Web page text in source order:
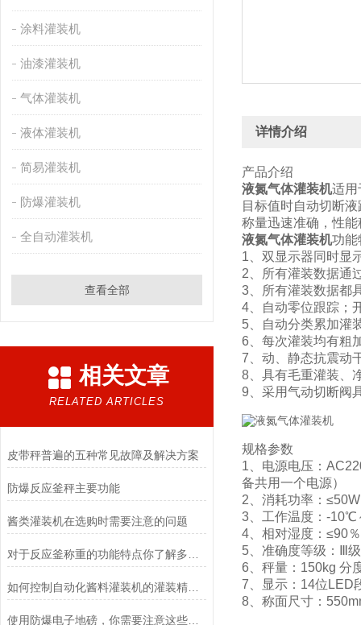
涂料灌装机
油漆灌装机
气体灌装机
液体灌装机
简易灌装机
防爆灌装机
全自动灌装机
查看全部
相关文章
RELATED ARTICLES
皮带秤普遍的五种常见故障及解决方案
防爆反应釜秤主要功能
酱类灌装机在选购时需要注意的问题
如何控制自动化酱料灌装机的灌装精度？
使用防爆电子地磅，你需要注意这些事项
详情介绍
产品介绍
液氮气体灌装机适用
目标值时自动切断
称量迅速准确，性
液氮气体灌装机功能
1、双显示器同时显
2、所有灌装数据通
3、所有灌装数据都
4、自动零位跟踪；
5、自动分类累加灌
6、每次灌装均有粗
7、动、静态抗震动
8、具有毛重灌装、
9、采用气动切断阀
规格参数
1、电源电压：
备共用一个电源）
2、消耗功率：≤50W
3、工作温度：-
4、相对湿度：≤90
5、准确度等级：Ⅲ级
6、秤量：150kg 分
7、显示：14位LED
8、称面尺寸：